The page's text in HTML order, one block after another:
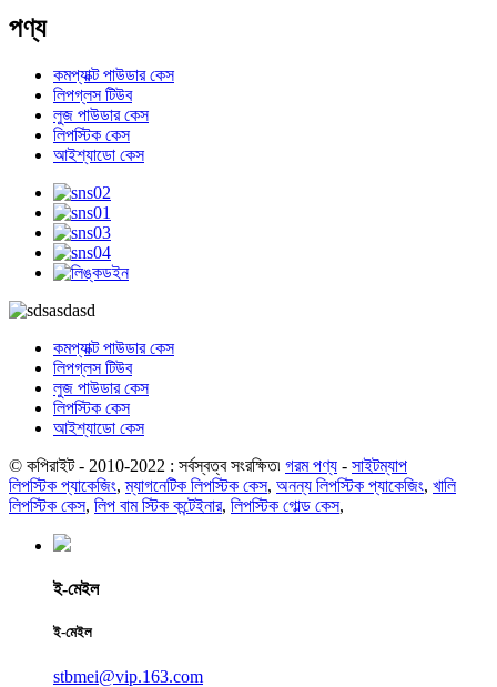
পণ্য
কমপ্যাক্ট পাউডার কেস
লিপগ্লস টিউব
লুজ পাউডার কেস
লিপস্টিক কেস
আইশ্যাডো কেস
কমপ্যাক্ট পাউডার কেস
লিপগ্লস টিউব
লুজ পাউডার কেস
লিপস্টিক কেস
আইশ্যাডো কেস
© কপিরাইট - 2010-2022 : সর্বস্বত্ব সংরক্ষিত৷ গরম পণ্য - সাইটম্যাপ
লিপস্টিক প্যাকেজিং,ম্যাগনেটিক লিপস্টিক কেস, অনন্য লিপস্টিক প্যাকেজিং, খালি
লিপস্টিক কেস, লিপ বাম স্টিক কন্টেইনার, লিপস্টিক গোল্ড কেস,
ই-মেইল
ই-মেইল
stbmei@vip.163.com